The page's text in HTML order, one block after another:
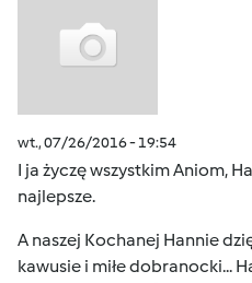
wt., 07/26/2016 - 19:54
I ja życzę wszystkim Aniom,
najlepsze.
A naszej Kochanej Hannie
kawusie i miłe dobranocki...